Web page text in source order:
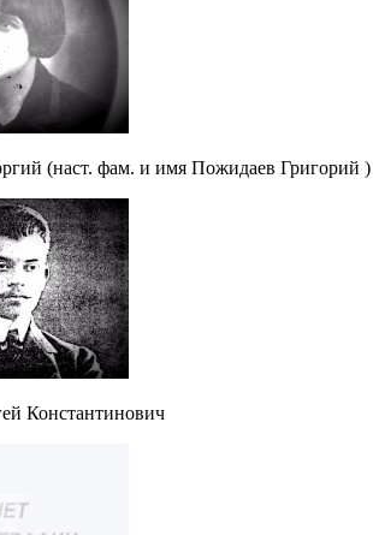
(наст. фам. и имя Пожидаев Григорий
Константинович